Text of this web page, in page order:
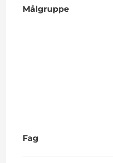
Målgruppe
Fag